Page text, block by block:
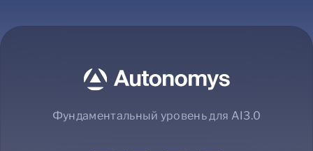
Фундаментальный уровень для AI3.0